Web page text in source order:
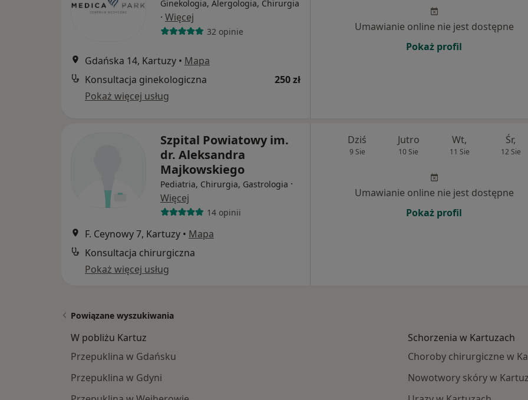
Ginekologia, Alergologia, Chirurgia
· Więcej
32 opinie
Gdańska 14, Kartuzy • Mapa
Konsultacja ginekologiczna
250 zł
Pokaż więcej usług
Umawianie online nie jest dostępne
Pokaż profil
Szpital Powiatowy im.
dr. Aleksandra
Majkowskiego
Pediatria, Chirurgia, Gastrologia ·
Więcej
14 opinii
F. Ceynowy 7, Kartuzy • Mapa
Konsultacja chirurgiczna
Pokaż więcej usług
Dziś
9 Sie
Jutro
10 Sie
Wt,
11 Sie
Śr,
12 Sie
Umawianie online nie jest dostępne
Pokaż profil
Powiązane wyszukiwania
W pobliżu Kartuz
Przepuklina w Gdańsku
Przepuklina w Gdyni
Schorzenia w Kartuzach
Choroby chirurgiczne w
Nowotwory skóry w